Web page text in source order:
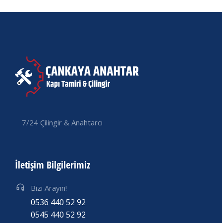
7/24 Çilingir & Anahtarcı
İletişim Bilgilerimiz
Bizi Arayın!
0536 440 52 92
0545 440 52 92